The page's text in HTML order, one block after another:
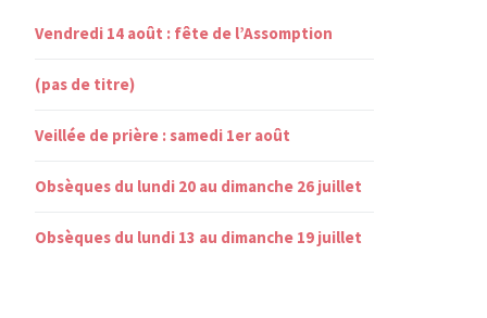
Vendredi 14 août : fête de l’Assomption
(pas de titre)
Veillée de prière : samedi 1er août
Obsèques du lundi 20 au dimanche 26 juillet
Obsèques du lundi 13 au dimanche 19 juillet